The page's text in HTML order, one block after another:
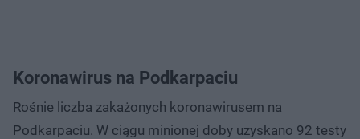
Koronawirus na Podkarpaciu
Rośnie liczba zakażonych koronawirusem na
Podkarpaciu. W ciągu minionej doby uzyskano 92 testy